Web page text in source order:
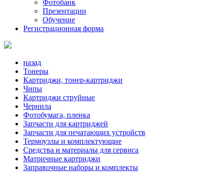
Фотобанк
Презентации
Обучение
Регистрационная форма
назад
Тонеры
Картриджи, тонер-картриджи
Чипы
Картриджи струйные
Чернила
Фотобумага, пленка
Запчасти для картриджей
Запчасти для печатающих устройств
Термоузлы и комплектующие
Средства и материалы для сервиса
Матричные картриджи
Заправочные наборы и комплекты